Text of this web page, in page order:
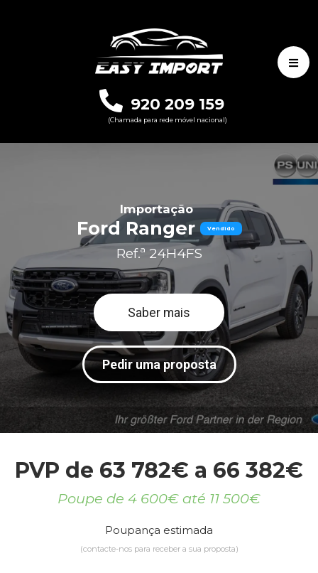
920 209 159
(Chamada para rede móvel nacional)
Importação
Ford Ranger Vendido
Ref.ª 24H4FS
Saber mais
Pedir uma proposta
PVP de 63 782€ a 66 382€
Poupe de 4 600€ até 11 500€
Poupança estimada
(contacte-nos para receber a sua proposta)